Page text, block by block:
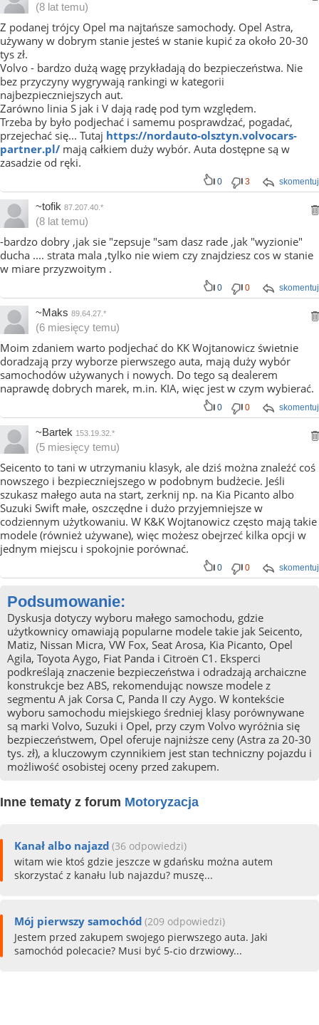
(8 lat temu)
Z podanej trójcy Opel ma najtańsze samochody. Opel Astra,
używany w dobrym stanie jesteś w stanie kupić za około 20-30
tys zł.
Volvo - bardzo dużą wagę przykładają do bezpieczeństwa. Nie
bez przyczyny wygrywają rankingi w kategorii
najbezpieczniejszych aut.
Zarówno linia S jak i V dają radę pod tym względem.
Trzeba by było podjechać i samemu posprawdzać, pogadać,
przejechać się... Tutaj https://nordauto-olsztyn.volvocars-
partner.pl/ mają całkiem duży wybór. Auta dostępne są w
zasadzie od ręki.
skomentuj
0 3
~tofik 87.207.40.*
(8 lat temu)
-bardzo dobry ,jak sie "zepsuje "sam dasz rade ,jak "wyzionie"
ducha .... strata mala ,tylko nie wiem czy znajdziesz cos w stanie
w miare przyzwoitym .
skomentuj
0 0
~Maks 89.64.27.*
(6 miesięcy temu)
Moim zdaniem warto podjechać do KK Wojtanowicz świetnie
doradzają przy wyborze pierwszego auta, mają duży wybór
samochodów używanych i nowych. Do tego są dealerem
naprawdę dobrych marek, m.in. KIA, więc jest w czym wybierać.
skomentuj
0 0
~Bartek 153.19.32.*
(5 miesięcy temu)
Seicento to tani w utrzymaniu klasyk, ale dziś można znaleźć coś
nowszego i bezpieczniejszego w podobnym budżecie. Jeśli
szukasz małego auta na start, zerknij np. na Kia Picanto albo
Suzuki Swift małe, oszczędne i dużo przyjemniejsze w
codziennym użytkowaniu. W K&K Wojtanowicz często mają takie
modele (również używane), więc możesz obejrzeć kilka opcji w
jednym miejscu i spokojnie porównać.
skomentuj
0 0
Podsumowanie:
Dyskusja dotyczy wyboru małego samochodu, gdzie
użytkownicy omawiają popularne modele takie jak Seicento,
Matiz, Nissan Micra, VW Fox, Seat Arosa, Kia Picanto, Opel
Agila, Toyota Aygo, Fiat Panda i Citroën C1. Eksperci
podkreślają znaczenie bezpieczeństwa i odradzają archaiczne
konstrukcje bez ABS, rekomendując nowsze modele z
segmentu A jak Corsa C, Panda II czy Aygo. W kontekście
wyboru samochodu miejskiego średniej klasy porównywane
są marki Volvo, Suzuki i Opel, przy czym Volvo wyróżnia się
bezpieczeństwem, Opel oferuje najniższe ceny (Astra za 20-30
tys. zł), a kluczowym czynnikiem jest stan techniczny pojazdu i
możliwość osobistej oceny przed zakupem.
Inne tematy z forum Motoryzacja
Kanał albo najazd (36 odpowiedzi)
witam wie ktoś gdzie jeszcze w gdańsku można autem
skorzystać z kanału lub najazdu? muszę...
Mój pierwszy samochód (209 odpowiedzi)
Jestem przed zakupem swojego pierwszego auta. Jaki
samochód polecacie? Musi być 5-cio drzwiowy...